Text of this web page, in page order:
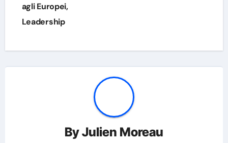
agli Europei,
Leadership
ByJulien Moreau